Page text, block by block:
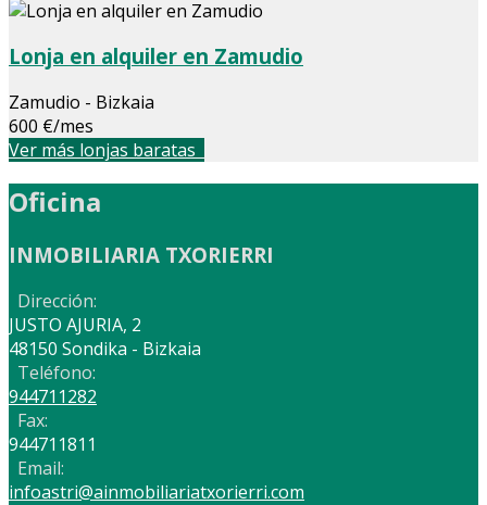
Lonja en alquiler en Zamudio
Zamudio - Bizkaia
600 €/mes
Ver más lonjas baratas
Oficina
INMOBILIARIA TXORIERRI
Dirección:
JUSTO AJURIA, 2
48150 Sondika - Bizkaia
Teléfono:
944711282
Fax:
944711811
Email:
infoastri@ainmobiliariatxorierri.com